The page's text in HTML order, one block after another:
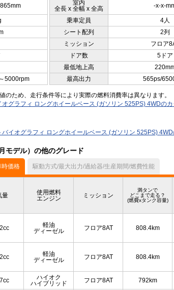
室内
全長 x 全幅 x 全高
-x-x-
乗車定員
4人
シート配列
2列
ミッション
フロア
ドア数
5ドア
最低地上高
5000rpm 最高出力 565ps/
ため、走行条件等により実際の燃料消費率は異なります。
グラフィ ロングホイールベース (ガソリン 525PS) 4WDの
イオグラフィ ロングホイールベース (ガソリン 525PS)
モデル）の他のグレード
時価格 駆動方式/最大出力/過給器/生産期間/燃費性能
量
使用燃料
エンジン
ミッション
満タンで
どこまで走る？
(燃費xタンク容量)
軽油
ディーゼル
フロア8AT 808.4km
軽油
ディーゼル
フロア8AT 808.4km
ハイオク
ハイブリッド
フロア8AT 792km